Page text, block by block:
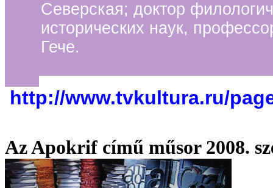
Северская; доктор
исторических наук,
Гече.
http://www.tvkultura.ru/
Az Apokrif című műsor 2008.